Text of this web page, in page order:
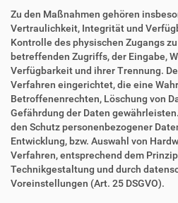
Zu den Maßnahmen gehören
Vertraulichkeit, Integrität und
Kontrolle des physischen Zugangs
betreffenden Zugriffs, der Eingabe,
Verfügbarkeit und ihrer Trennung.
Verfahren eingerichtet, die eine
Betroffenenrechten, Löschung von
Gefährdung der Daten
den Schutz personenbezogener
Entwicklung, bzw. Auswahl von
Verfahren, entsprechend dem
Technikgestaltung und durch
Voreinstellungen (Art. 25 DSGVO).